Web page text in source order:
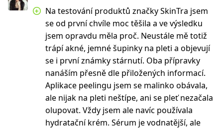
Na testování produktů značky SkinTra jsem
se od první chvíle moc těšila a ve výsledku
jsem opravdu měla proč. Neustále mě totiž
trápí akné, jemné šupinky na pleti a objevují
se i první známky stárnutí. Oba přípravky
nanáším přesně dle přiložených informací.
Aplikace peelingu jsem se malinko obávala,
ale nijak na pleti neštípe, ani se pleť nezačala
olupovat. Vždy jsem ale navíc používala
hydratační krém. Sérum je vodnatější, ale